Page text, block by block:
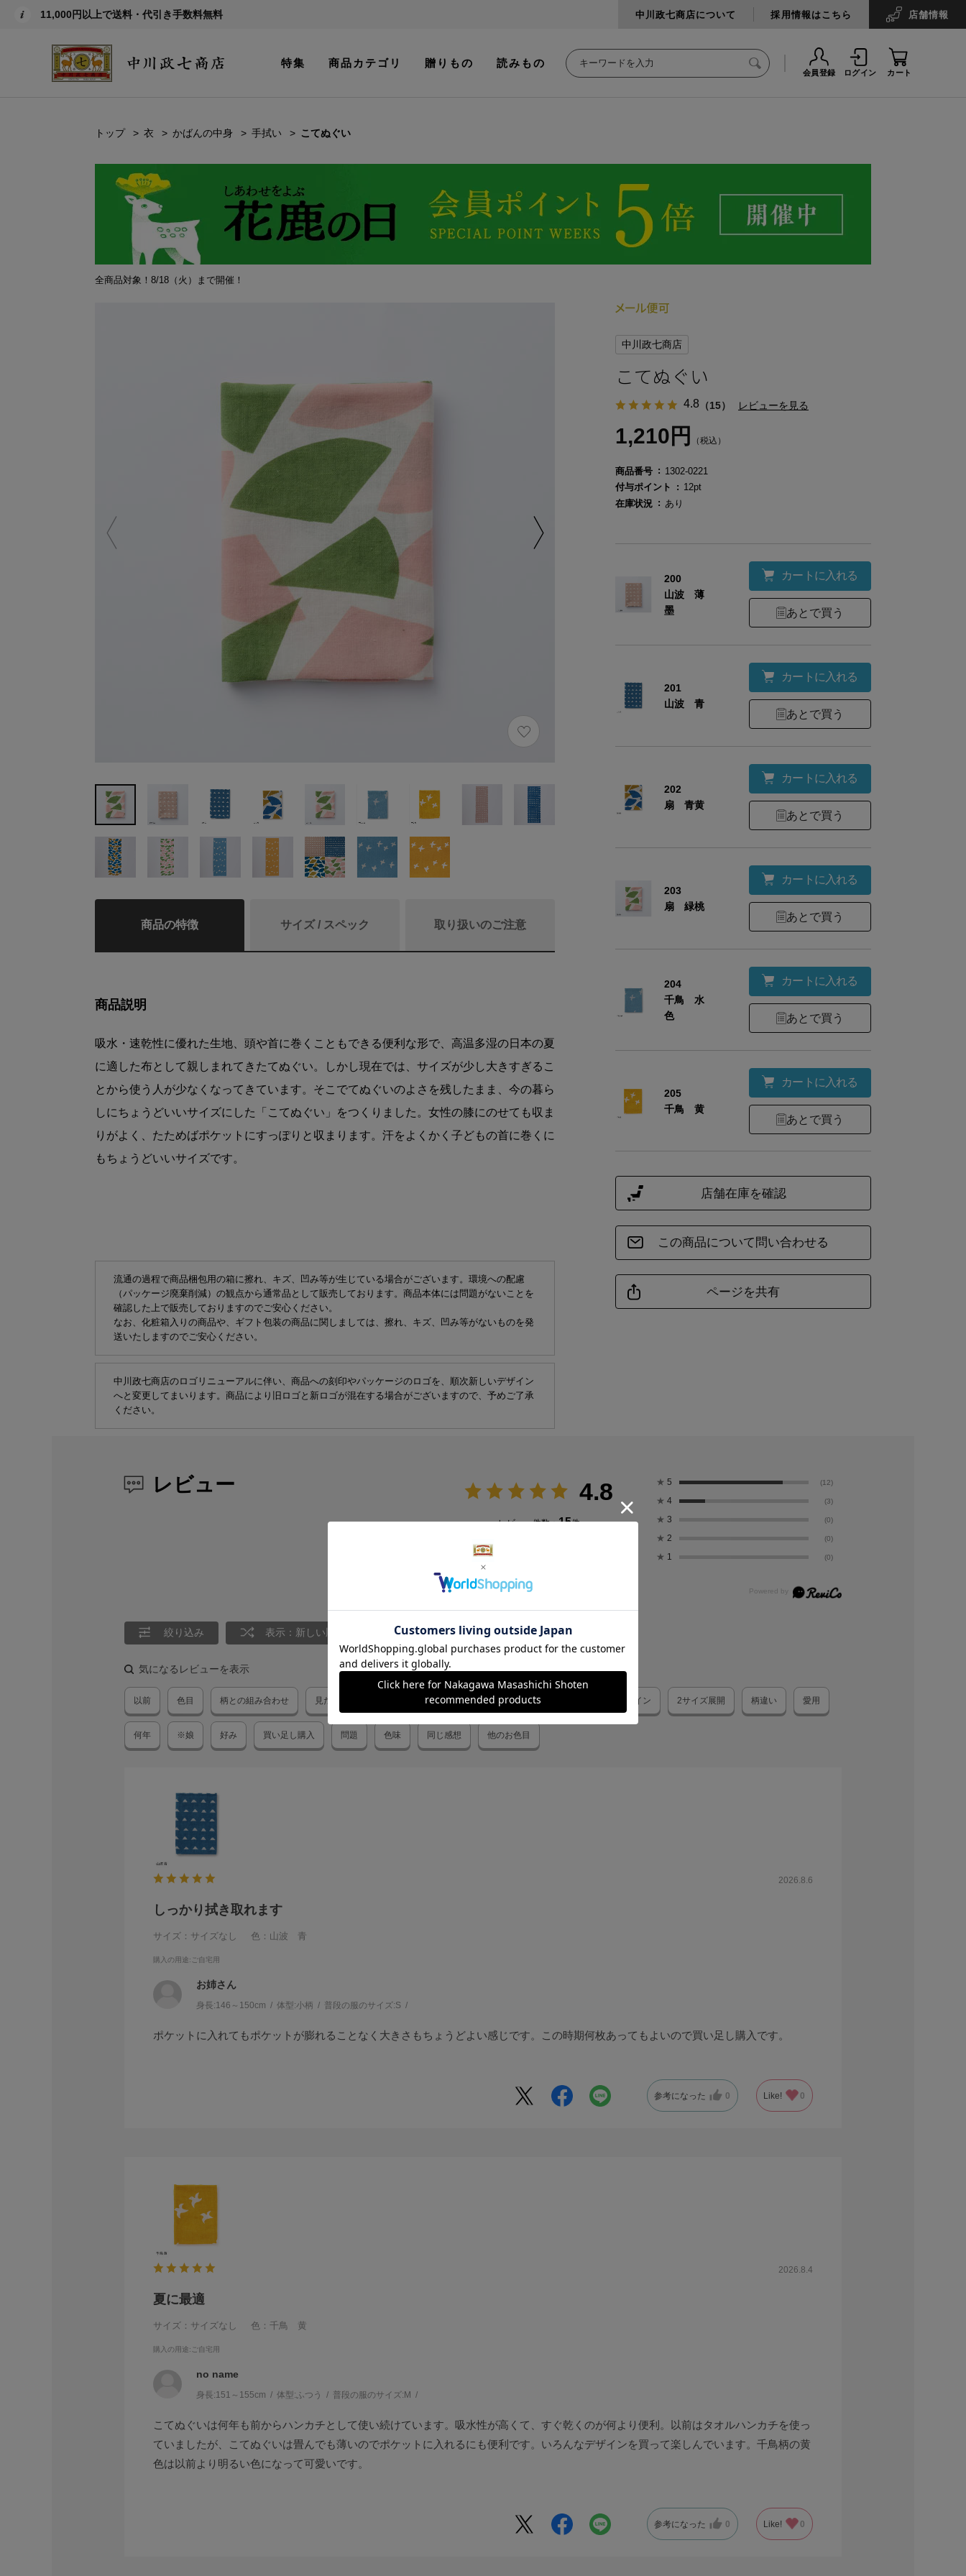
11,000円以上で送料・代引き手数料無料 中川政七商店について 採用情報はこちら 店舗情報
特集 商品カテゴリ 贈りもの 読みもの
会員登録 ログイン カート
トップ 衣 かばんの中身 手拭い こてぬぐい
全商品対象！8/18（火）まで開催！
商品の特徴 サイズ / スペック 取り扱いのご注意
商品説明
吸水・速乾性に優れた生地、頭や首に巻くこともできる便利な形で、高温多湿の日本の夏
に適した布として親しまれてきたてぬぐい。しかし現在では、サイズが少し大きすぎるこ
とから使う人が少なくなってきています。そこでてぬぐいのよさを残したまま、今の暮ら
しにちょうどいいサイズにした「こてぬぐい」をつくりました。女性の膝にのせても収ま
りがよく、たためばポケットにすっぽりと収まります。汗をよくかく子どもの首に巻くに
もちょうどいいサイズです。
綿75%・麻25%
サイズ
- 28
流通の過程で商品梱包用の箱に擦れ、キズ、凹み等が生じている場合がございます。環境への配慮
（パッケージ廃棄削減）の観点から通常品として販売しております。商品本体には問題がないことを
確認した上で販売しておりますのでご安心ください。
なお、化粧箱入りの商品や、ギフト包装の商品に関しましては、擦れ、キズ、凹み等がないものを発
送いたしますのでご安心ください。
中川政七商店のロゴリニューアルに伴い、商品への刻印やパッケージのロゴを、順次新しいデザイン
へと変更してまいります。商品により旧ロゴと新ロゴが混在する場合がございますので、予めご了承
ください。
中川政七商店
こてぬぐい
4.8 （15） レビューを見る
1,210円 （税込）
商品番号
1302-0221
付与ポイント
12pt
在庫状況
あり
200
山波 薄
墨
カートに入れる
あとで買う
201
山波 青
カートに入れる
あとで買う
202
扇 青黄
カートに入れる
あとで買う
203
扇 緑桃
カートに入れる
あとで買う
204
千鳥 水
色
カートに入れる
あとで買う
205
千鳥 黄
カートに入れる
あとで買う
この商品について問い合わせる
ページを共有
店舗在庫を確認
レビュー 4.8
レビュー件数：15件
★ 5 (12)
★ 4 (3)
★ 3 (0)
★ 2 (0)
★ 1 (0)
絞り込み 表示：新しい順
気になるレビューを表示
以前 色目 柄との組み合わせ 見た目 肌触り この時期何枚 色やデザイン 2サイズ展開 柄違い 愛用
何年 ※娘 好み 買い足し購入 問題 色味 同じ感想 他のお色目
2026.8.6
しっかり拭き取れます
サイズ：サイズなし 色：山波 青
購入の用途:ご自宅用
お姉さん
身長:146～150cm 体型:小柄 普段の服のサイズ:S
ポケットに入れてもポケットが膨れることなく大きさもちょうどよい感じです。この時期何枚あってもよいので買い足し購入です。
参考になった 0 Like! 0
2026.8.4
夏に最適
サイズ：サイズなし 色：千鳥 黄
購入の用途:ご自宅用
no name
身長:151～155cm 体型: ふつう 普段の服のサイズ:M
こてぬぐいは何年も前からハンカチとして使い続けています。吸水性が高くて、すぐ乾くのが何より便利。以前はタオルハンカチを使っ
ていましたが、こてぬぐいは畳んでも薄いのでポケットに入れるにも便利です。いろんなデザインを買って楽しんでいます。千鳥柄の黄
色は以前より明るい色になって可愛いです。
参考になった 0 Like! 0